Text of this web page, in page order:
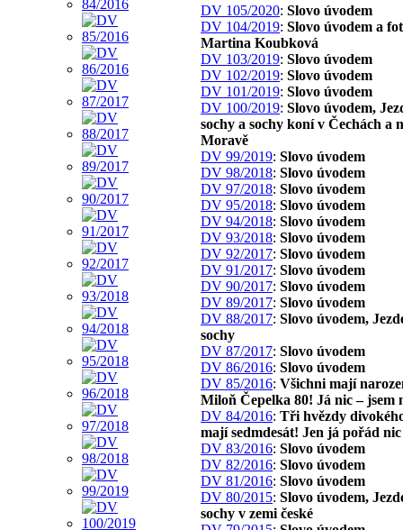
DV 105/2020: Slovo úvodem
DV 104/2019: Slovo úvodem a
Martina Koubková
DV 103/2019: Slovo úvodem
DV 102/2019: Slovo úvodem
DV 101/2019: Slovo úvodem
DV 100/2019: Slovo úvodem,
sochy a sochy koní v Čechách a
Moravě
DV 99/2019: Slovo úvodem
DV 98/2018: Slovo úvodem
DV 97/2018: Slovo úvodem
DV 95/2018: Slovo úvodem
DV 94/2018: Slovo úvodem
DV 93/2018: Slovo úvodem
DV 92/2017: Slovo úvodem
DV 91/2017: Slovo úvodem
DV 90/2017: Slovo úvodem
DV 89/2017: Slovo úvodem
DV 88/2017: Slovo úvodem,
sochy
DV 87/2017: Slovo úvodem
DV 86/2016: Slovo úvodem
DV 85/2016: Všichni mají
Miloň Čepelka 80! Já nic – jsem
DV 84/2016: Tři hvězdy
mají sedmdesát! Jen já pořád nic
DV 83/2016: Slovo úvodem
DV 82/2016: Slovo úvodem
DV 81/2016: Slovo úvodem
DV 80/2015: Slovo úvodem,
sochy v zemi české